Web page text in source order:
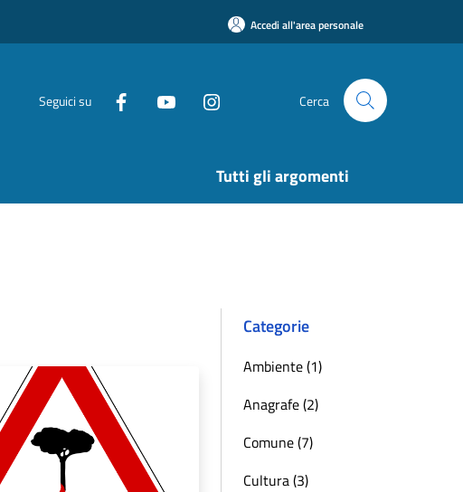
Accedi all'area personale
Seguici su Cerca
Tutti gli argomenti
Categorie
Ambiente (1)
Anagrafe (2)
Comune (7)
Cultura (3)